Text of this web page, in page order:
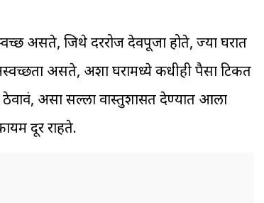
असते, जिथे दररोज देवपूजा होते, ज्या घरात
असते, अशा घरामध्ये कधीही पैसा टिकत
असा सल्ला वास्तुशास्त्रात देण्यात आला
दूर राहते.